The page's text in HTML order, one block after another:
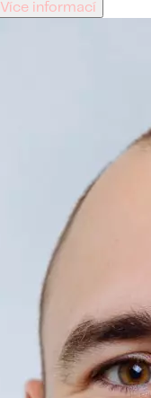
Více informací